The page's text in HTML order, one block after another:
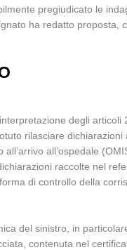
pregiudicato le
ha redatto proposta,
degli
rilasciare
all’ospedale
raccolte nel
di controllo della
del sinistro, in
contenuta nel